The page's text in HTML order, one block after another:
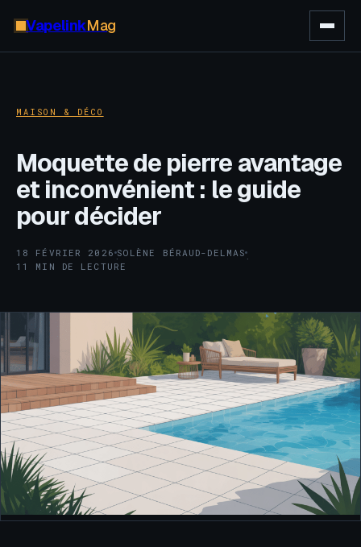
VapelinkMag
MAISON & DÉCO
Moquette de pierre avantage
et inconvénient : le guide
pour décider
18 FÉVRIER 2026 ·
SOLÈNE BÉRAUD-DELMAS·
11 MIN DE LECTURE